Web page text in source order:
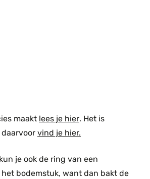
maakt lees je hier. Het is
vind je hier.
je ook de ring van een
bodemstuk, want dan bakt de